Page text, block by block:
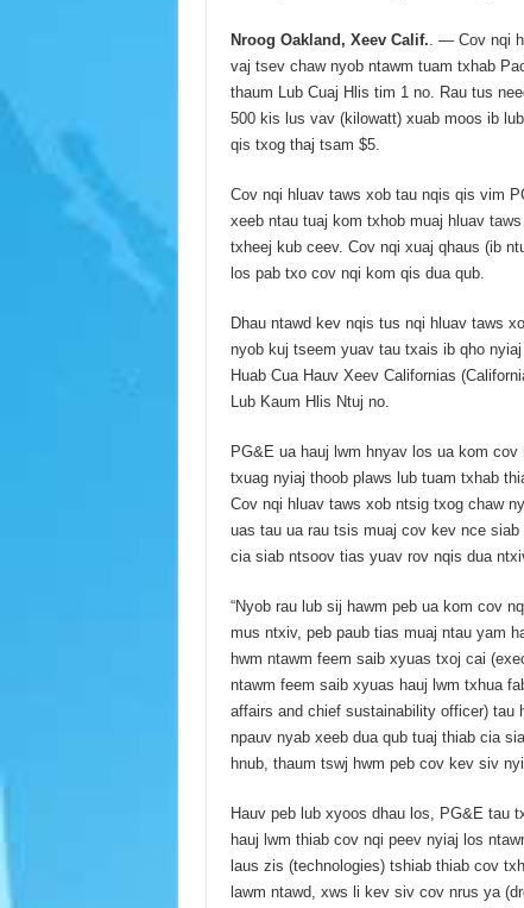
Nroog Oakland, Xeev Calif.. — Cov nqi
vaj tsev chaw nyob ntawm tuam txhab
thaum Lub Cuaj Hlis tim 1 no. Rau tus
500 kis lus vav (kilowatt) xuab moos ib
qis txog thaj tsam $5.
Cov nqi hluav taws xob tau nqis qis vim
xeeb ntau tuaj kom txhob muaj hluav
txheej kub ceev. Cov nqi xuaj qhaus (ib
los pab txo cov nqi kom qis dua qub.
Dhau ntawd kev nqis tus nqi hluav taws
nyob kuj tseem yuav tau txais ib qho
Huab Cua Hauv Xeev Californias
Lub Kaum Hlis Ntuj no.
PG&E ua hauj lwm hnyav los ua kom
txuag nyiaj thoob plaws lub tuam txhab
Cov nqi hluav taws xob ntsig txog chaw
uas tau ua rau tsis muaj cov kev nce
cia siab ntsoov tias yuav rov nqis dua
“Nyob rau lub sij hawm peb ua kom cov
mus ntxiv, peb paub tias muaj ntau yam
hwm ntawm feem saib xyuas txoj cai
ntawm feem saib xyuas hauj lwm txhua
affairs and chief sustainability officer) tau
npauv nyab xeeb dua qub tuaj thiab cia
hnub, thaum tswj hwm peb cov kev siv
Hauv peb lub xyoos dhau los, PG&E tau
hauj lwm thiab cov nqi peev nyiaj los
laus zis (technologies) tshiab thiab cov
lawm ntawd, xws li kev siv cov nrus ya